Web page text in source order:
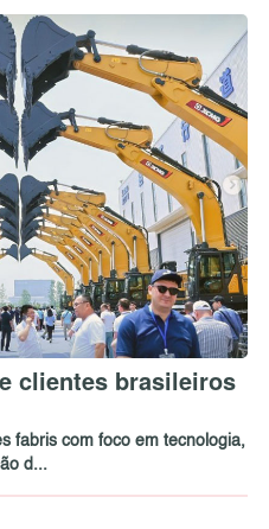
clientes brasileiros
fabris com foco em tecnologia,
d...